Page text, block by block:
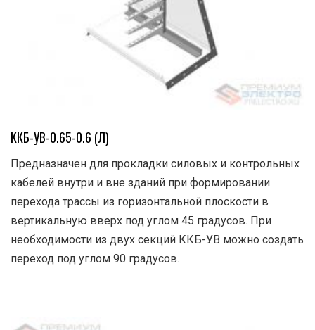
ККБ-УВ-0.65-0.6 (Л)
Предназначен для прокладки силовых и контрольных
кабелей внутри и вне зданий при формировании
перехода трассы из горизонтальной плоскости в
вертикальную вверх под углом 45 градусов. При
необходимости из двух секций ККБ-УВ можно создать
переход под углом 90 градусов.